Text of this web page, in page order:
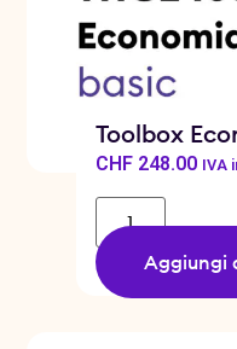
Toolbox
CHF248.00 IVA
Aggiungi